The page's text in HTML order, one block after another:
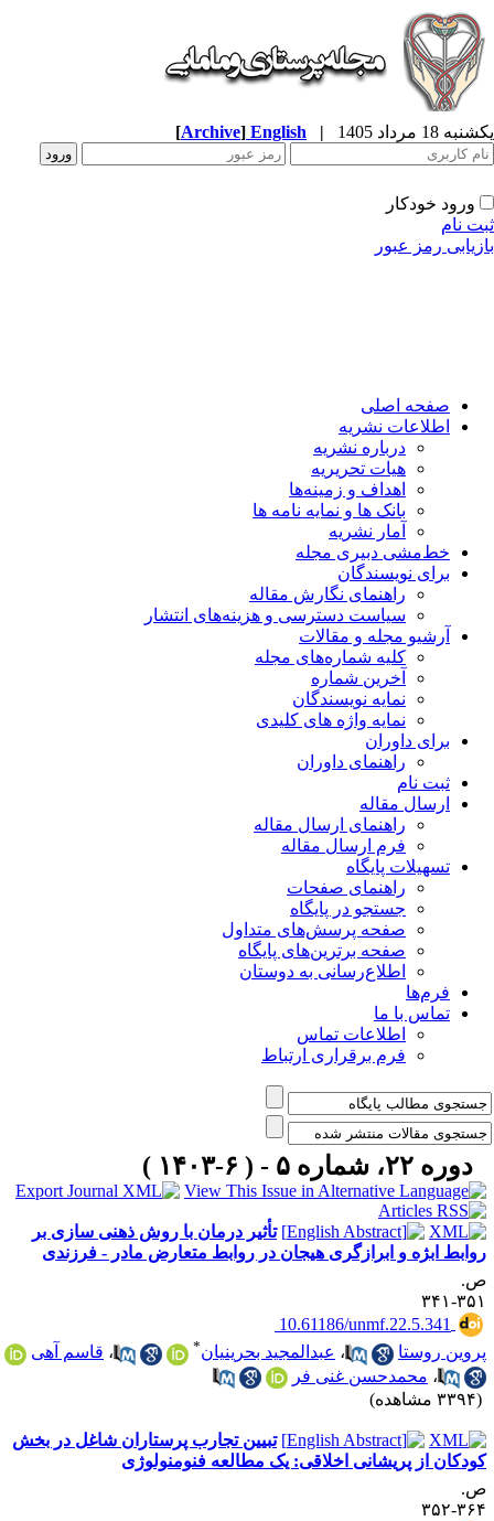
18 مرداد 1405 |
English
[Archive]
ورود خودکار
نام
رمز عبور
صفحه اصلی
اطلاعات نشریه
درباره نشریه
هیات تحریریه
اهداف و زمینه‌ها
بانک ها و نمایه نامه ها
آمار نشریه
خط‌مشی دبیری مجله
برای نویسندگان
راهنمای نگارش مقاله
سیاست دسترسی و هزینه‌های انتشار
آرشیو مجله و مقالات
کلیه شماره‌های مجله
آخرین شماره
نمایه نویسندگان
نمایه واژه های کلیدی
برای داوران
راهنمای داوران
ثبت نام
ارسال مقاله
راهنمای ارسال مقاله
فرم ارسال مقاله
تسهیلات پایگاه
راهنمای صفحات
جستجو در پایگاه
صفحه پرسش‌های متداول
صفحه برترین‌های پایگاه
اطلاع‌رسانی به دوستان
فرم‌ها
تماس با ما
اطلاعات تماس
فرم برقراری ارتباط
دوره ۲۲، شماره ۵ - ( ۶-۱۴۰۳ )
تأثیر درمان با روش ذهنی سازی بر
ابژه و ابرازگری هیجان در روابط متعارض مادر - فرزندی
۳۴۱
‎ 10.61186/unmf.22.5.341
روستا
،عبدالمجید بحرینیان * ،قاسم آهی
،محمدحسن غنی فر
تبیین تجارب پرستاران شاغل در بخش
از پریشانی اخلاقی: یک مطالعه فنومنولوژی
۳۵۲